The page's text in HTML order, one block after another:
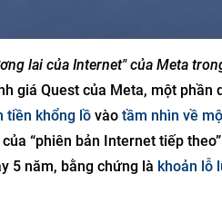
lai của Internet" của Meta
giá Quest của Meta, một
tiền khổng lồ vào tầm nhìn về
“phiên bản Internet tiếp
5 năm, bằng chứng là khoản lỗ